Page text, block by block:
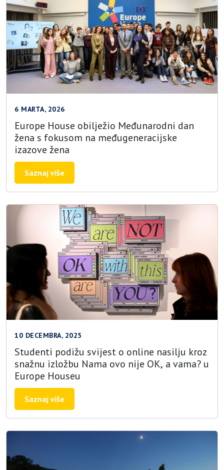
6 MARTA, 2026
Europe House obilježio Međunarodni dan
žena s fokusom na međugeneracijske
izazove žena
Saznaj više
10 DECEMBRA, 2025
Studenti podižu svijest o online nasilju kroz
snažnu izložbu Nama ovo nije OK, a vama? u
Europe Houseu
Saznaj više